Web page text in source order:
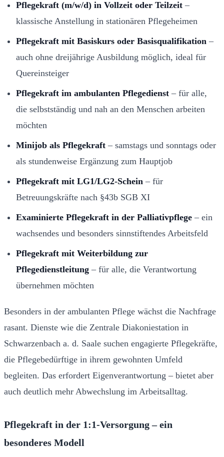
Pflegekraft (m/w/d) in Vollzeit oder Teilzeit –
klassische Anstellung in stationären Pflegeheimen
Pflegekraft mit Basiskurs oder Basisqualifikation –
auch ohne dreijährige Ausbildung möglich, ideal für
Quereinsteiger
Pflegekraft im ambulanten Pflegedienst – für alle,
die selbstständig und nah an den Menschen arbeiten
möchten
Minijob als Pflegekraft – samstags und sonntags oder
als stundenweise Ergänzung zum Hauptjob
Pflegekraft mit LG1/LG2-Schein – für
Betreuungskräfte nach §43b SGB XI
Examinierte Pflegekraft in der Palliativpflege – ein
wachsendes und besonders sinnstiftendes Arbeitsfeld
Pflegekraft mit Weiterbildung zur
Pflegedienstleitung – für alle, die Verantwortung
übernehmen möchten
Besonders in der ambulanten Pflege wächst die Nachfrage
rasant. Dienste wie die Zentrale Diakoniestation in
Schwarzenbach a. d. Saale suchen engagierte Pflegekräfte,
die Pflegebedürftige in ihrem gewohnten Umfeld
begleiten. Das erfordert Eigenverantwortung – bietet aber
auch deutlich mehr Abwechslung im Arbeitsalltag.
Pflegekraft in der 1:1-Versorgung – ein
besonderes Modell